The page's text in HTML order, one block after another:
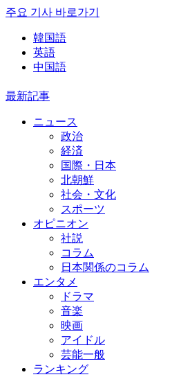
주요 기사 바로가기
韓国語
英語
中国語
最新記事
ニュース
政治
経済
国際・日本
北朝鮮
社会・文化
スポーツ
オピニオン
社説
コラム
日本関係のコラム
エンタメ
ドラマ
音楽
映画
アイドル
芸能一般
ランキング